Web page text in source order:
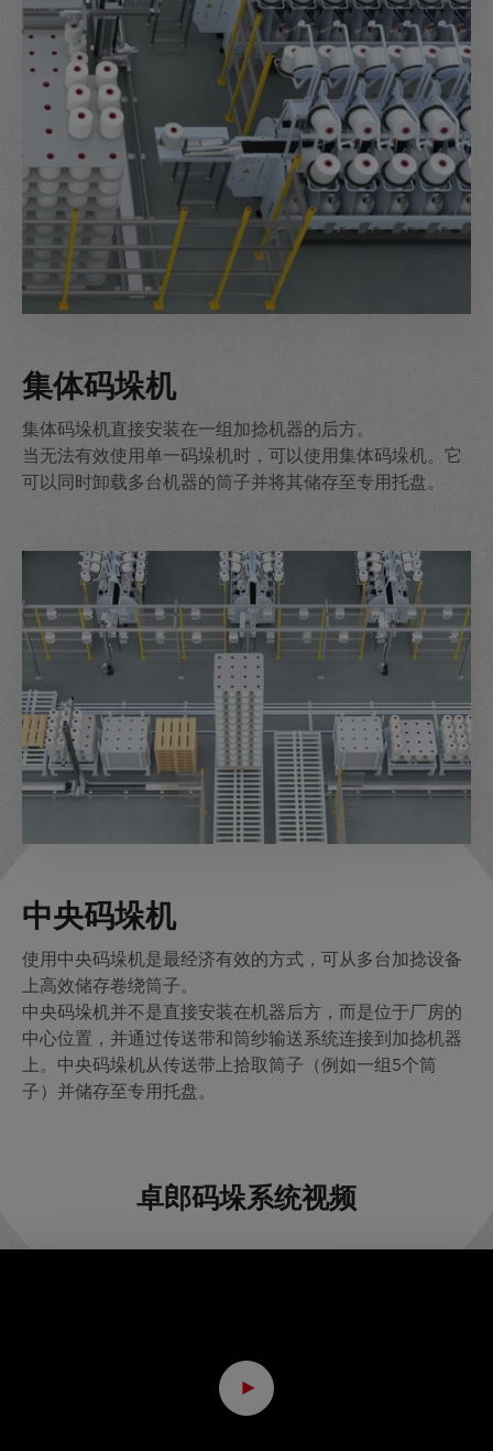
集体码垛机
集体码垛机直接安装在一组加捻机器的后方。
当无法有效使用单一码垛机时，可以使用集体码垛机。它
可以同时卸载多台机器的筒子并将其储存至专用托盘。
中央码垛机
使用中央码垛机是最经济有效的方式，可从多台加捻设备
上高效储存卷绕筒子。
中央码垛机并不是直接安装在机器后方，而是位于厂房的
中心位置，并通过传送带和筒纱输送系统连接到加捻机器
上。中央码垛机从传送带上拾取筒子（例如一组5个筒
子）并储存至专用托盘。
卓郎码垛系统视频